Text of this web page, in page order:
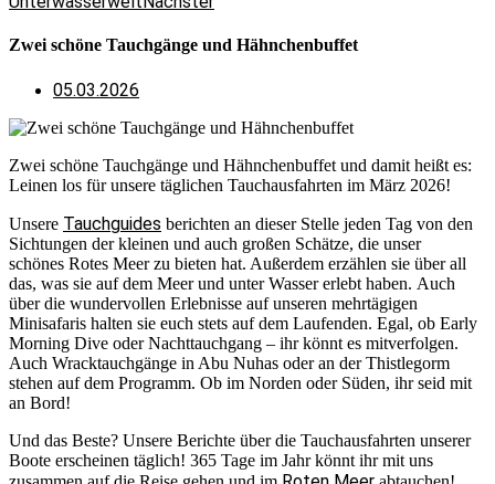
Zwei schöne Tauchgänge und Hähnchenbuffet
05.03.2026
Zwei schöne Tauchgänge und Hähnchenbuffet und damit heißt es:
Leinen los für unsere täglichen Tauchausfahrten im März 2026!
Unsere Tauchguides berichten an dieser Stelle jeden Tag von den
Sichtungen der kleinen und auch großen Schätze, die unser
schönes Rotes Meer zu bieten hat. Außerdem erzählen sie über all
das, was sie auf dem Meer und unter Wasser erlebt haben. Auch
über die wundervollen Erlebnisse auf unseren mehrtägigen
Minisafaris halten sie euch stets auf dem Laufenden. Egal, ob Early
Morning Dive oder Nachttauchgang – ihr könnt es mitverfolgen.
Auch Wracktauchgänge in Abu Nuhas oder an der Thistlegorm
stehen auf dem Programm. Ob im Norden oder Süden, ihr seid mit
an Bord!
Und das Beste? Unsere Berichte über die Tauchausfahrten unserer
Boote erscheinen täglich! 365 Tage im Jahr könnt ihr mit uns